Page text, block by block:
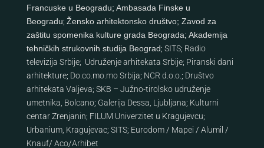
Francuske u Beogradu; Ambasada Finske u
Beogradu; Žensko arhitektonsko društvo; Zavod za
zaštitu spomenika kulture grada Beograda; Akademija
tehničkih strukovnih studija Beograd; SITS; Radio
televizija Srbije; Udruženje arhitekata Srbije; Piranski dani
arhitekture; Do.co.mo.mo Srbija; NCR d.o.o. ; Društvo
arhitekata Valjeva; SKB – Južno-tirolsko udruženje
umetnika, Bolcano; Galerija Dessa, Ljubljana; Kulturni
centar Zrenjanin; FILUM Univerzitet u Kragujevcu;
Urbanium, Kragujevac; SITS; Eurodom/ Mapei / Alumil /
Knauf/ Aco/Arhibet